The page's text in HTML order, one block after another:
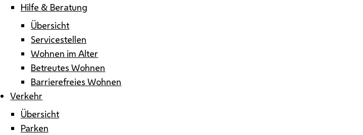
Hilfe & Beratung
Übersicht
Servicestellen
Wohnen im Alter
Betreutes Wohnen
Barrierefreies Wohnen
Verkehr
Übersicht
Parken